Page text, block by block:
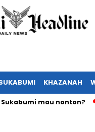
KHAZANAH
mau nonton?